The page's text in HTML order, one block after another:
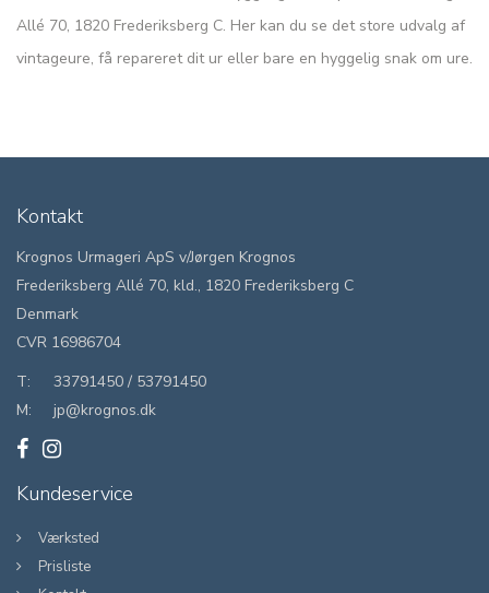
Allé 70, 1820 Frederiksberg C. Her kan du se det store udvalg af
vintageure, få repareret dit ur eller bare en hyggelig snak om ure.
Kontakt
Krognos Urmageri ApS v/Jørgen Krognos
Frederiksberg Allé 70, kld., 1820 Frederiksberg C
Denmark
CVR 16986704
T:
33791450 / 53791450
M:
jp@krognos.dk
Kundeservice
Værksted
Prisliste